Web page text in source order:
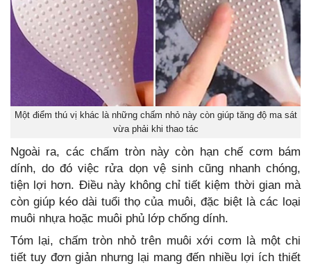
Một điểm thú vị khác là những chấm nhỏ này còn giúp tăng độ ma sát
vừa phải khi thao tác
Ngoài ra, các chấm tròn này còn hạn chế cơm bám
dính, do đó việc rửa dọn vệ sinh cũng nhanh chóng,
tiện lợi hơn. Điều này không chỉ tiết kiệm thời gian mà
còn giúp kéo dài tuổi thọ của muôi, đặc biệt là các loại
muôi nhựa hoặc muôi phủ lớp chống dính.
Tóm lại, chấm tròn nhỏ trên muôi xới cơm là một chi
tiết tuy đơn giản nhưng lại mang đến nhiều lợi ích thiết